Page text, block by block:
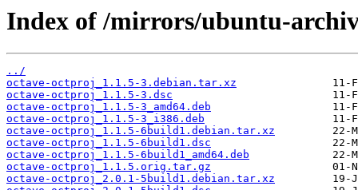
Index of /mirrors/ubuntu-
../
octave-octproj_1.1.5-3.debian.tar.xz
octave-octproj_1.1.5-3.dsc
octave-octproj_1.1.5-3_amd64.deb
octave-octproj_1.1.5-3_i386.deb
octave-octproj_1.1.5-6build1.debian.tar.xz
octave-octproj_1.1.5-6build1.dsc
octave-octproj_1.1.5-6build1_amd64.deb
octave-octproj_1.1.5.orig.tar.gz
octave-octproj_2.0.1-5build1.debian.tar.xz